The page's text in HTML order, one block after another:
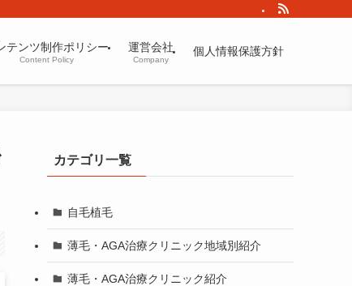
テンツ制作ポリシー
Content Policy
運営会社
Company
個人情報保護方針
カテゴリ一覧
自毛植毛
薄毛・AGA治療クリニック地域別紹介
薄毛・AGA治療クリニック紹介